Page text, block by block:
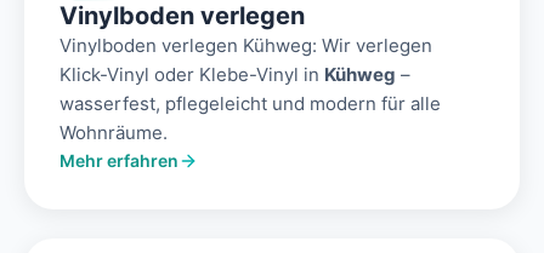
Vinylboden verlegen
Vinylboden verlegen Kühweg: Wir verlegen
Klick-Vinyl oder Klebe-Vinyl in Kühweg –
wasserfest, pflegeleicht und modern für alle
Wohnräume.
Mehr erfahren